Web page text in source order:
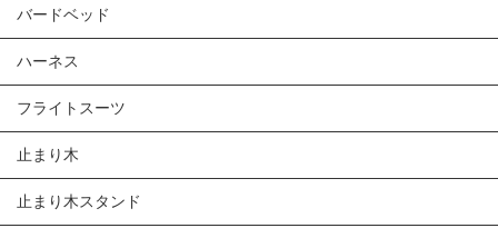
バードベッド
ハーネス
フライトスーツ
止まり木
止まり木スタンド